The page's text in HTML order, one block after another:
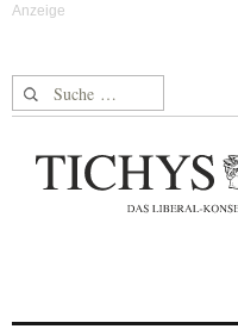
Suche nach: